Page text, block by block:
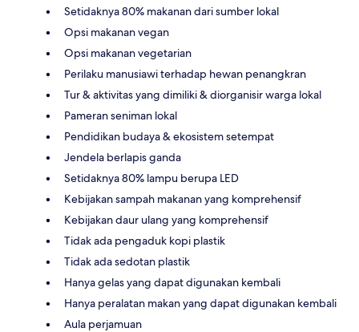
Setidaknya 80% makanan dari sumber lokal
Opsi makanan vegan
Opsi makanan vegetarian
Perilaku manusiawi terhadap hewan penangkran
Tur & aktivitas yang dimiliki & diorganisir warga lokal
Pameran seniman lokal
Pendidikan budaya & ekosistem setempat
Jendela berlapis ganda
Setidaknya 80% lampu berupa LED
Kebijakan sampah makanan yang komprehensif
Kebijakan daur ulang yang komprehensif
Tidak ada pengaduk kopi plastik
Tidak ada sedotan plastik
Hanya gelas yang dapat digunakan kembali
Hanya peralatan makan yang dapat digunakan kembali
Aula perjamuan